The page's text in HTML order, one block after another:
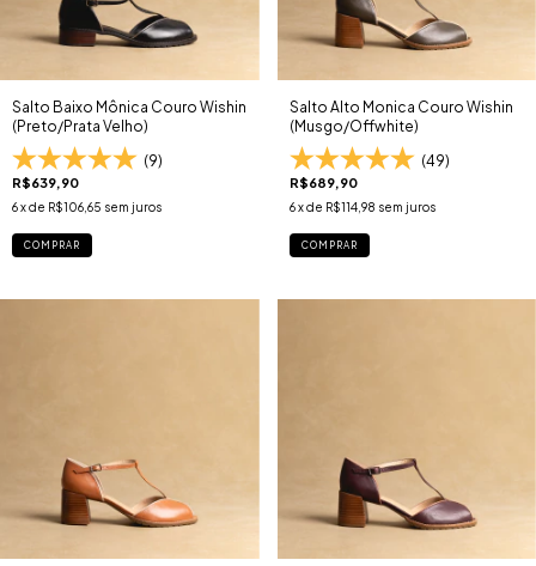
Salto Baixo Mônica Couro Wishin
(Preto/Prata Velho)
(9)
R$639,90
6x de R$106,65 sem juros
COMPRAR
Salto Alto Monica Couro Wishin
(Musgo/Offwhite)
(49)
R$689,90
6 x de R$114,98 sem juros
COMPRAR